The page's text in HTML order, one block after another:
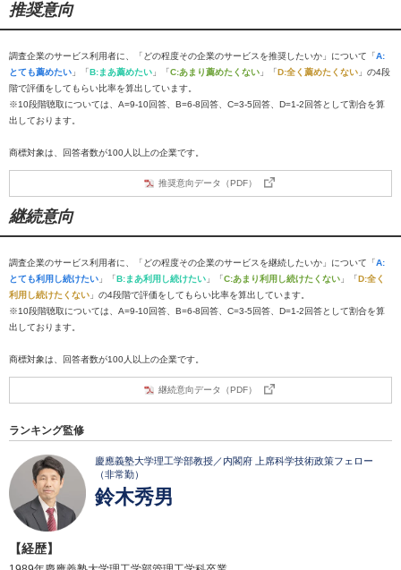
推奨意向
調査企業のサービス利用者に、「どの程度その企業のサービスを推奨したいか」について「A:
とても薦めたい 」「B:まあ薦めたい 」「C:あまり薦めたくない 」「D:全く薦めたくない 」の4段
階で評価をしてもらい比率を算出しています。
※10段階聴取については、A=9-10回答、B=6-8回答、C=3-5回答、D=1-2回答として割合を算
出しております。
商標対象は、回答者数が100人以上の企業です。
推奨意向データ（PDF）
継続意向
調査企業のサービス利用者に、「どの程度その企業のサービスを継続したいか」について「A:
とても利用し続けたい 」「B:まあ利用し続けたい 」「C:あまり利用し続けたくない 」「D:全く
利用し続けたくない 」の4段階で評価をしてもらい比率を算出しています。
※10段階聴取については、A=9-10回答、B=6-8回答、C=3-5回答、D=1-2回答として割合を算
出しております。
商標対象は、回答者数が100人以上の企業です。
継続意向データ（PDF）
ランキング監修
慶應義塾大学理工学部教授／内閣府 上席科学技術政策フェロー
（非常勤）
鈴木秀男
【経歴】